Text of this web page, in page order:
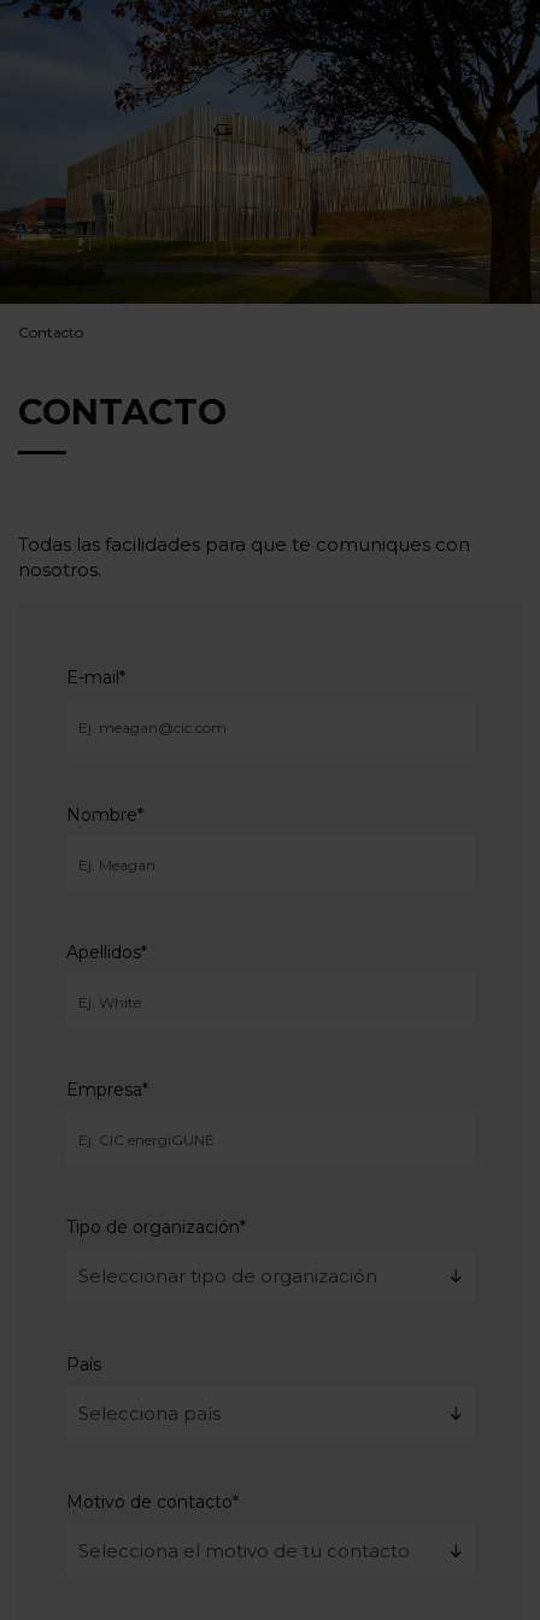
Contacto
CONTACTO
Todas las facilidades para que te comuniques con
nosotros.
E-mail*
Nombre*
Apellidos*
Empresa*
Tipo de organización*
País
Motivo de contacto*